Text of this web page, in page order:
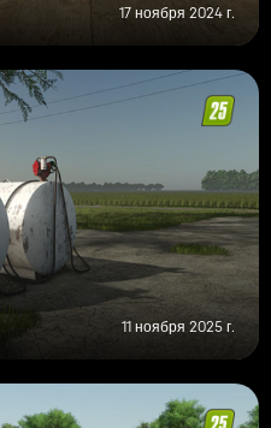
17 ноября 2024 г.
11 ноября 2025 г.